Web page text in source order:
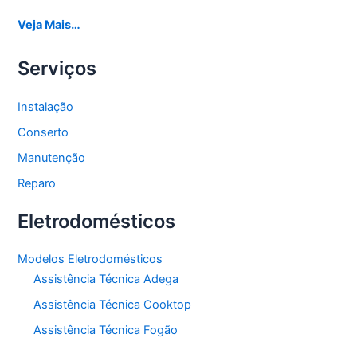
Veja Mais…
Serviços
Instalação
Conserto
Manutenção
Reparo
Eletrodomésticos
Modelos Eletrodomésticos
Assistência Técnica Adega
Assistência Técnica Cooktop
Assistência Técnica Fogão